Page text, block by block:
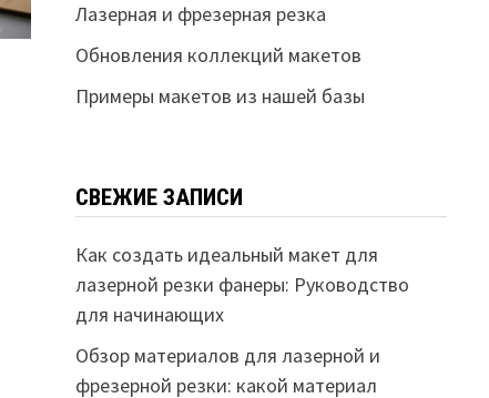
Лазерная и фрезерная резка
Обновления коллекций макетов
Примеры макетов из нашей базы
СВЕЖИЕ ЗАПИСИ
Как создать идеальный макет для
лазерной резки фанеры: Руководство
для начинающих
Обзор материалов для лазерной и
фрезерной резки: какой материал